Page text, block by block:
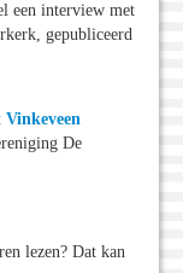
een interview met
gepubliceerd
Vinkeveen
De
lezen? Dat kan